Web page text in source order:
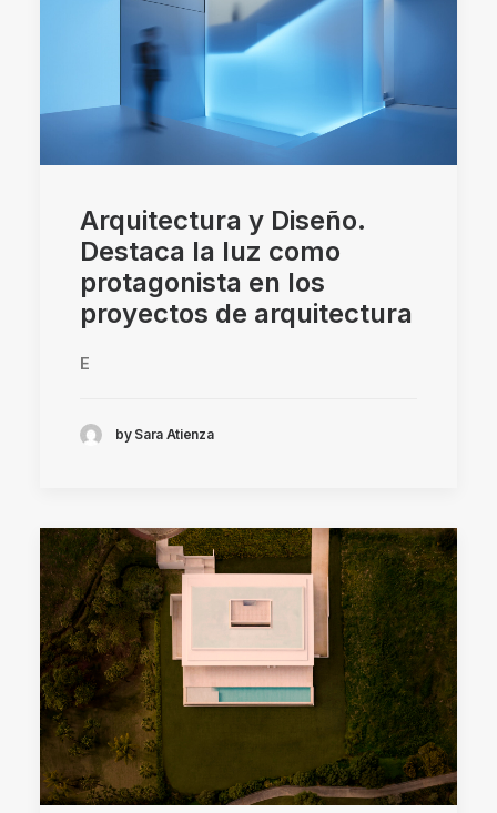
Arquitectura y Diseño.
Destaca la luz como
protagonista en los
proyectos de arquitectura
E
by Sara Atienza